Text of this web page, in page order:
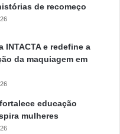
de recomeço
INTACTA e redefine a
da maquiagem em
educação
mulheres